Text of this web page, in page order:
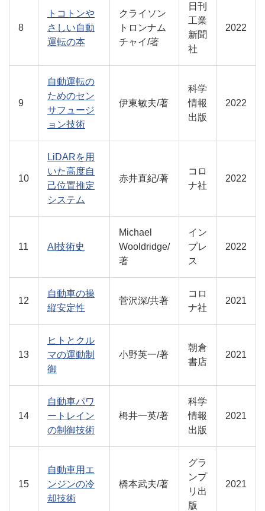
8
トコトンや
さしい自動
運転の本
クライソン
トロンナム
チャイ/著
日刊
工業
新聞
社
2022
9
自動運転の
ためのセン
サフュージ
ョン技術
伊東敏夫/著
科学
情報
出版
2022
10
LiDARを用
いた高度自
己位置推定
システム
赤井直紀/著
コロ
ナ社
2022
11 AI技術史
Michael
Wooldridge/
著
イン
プレ
ス
2022
12
自動車の操
縦安定性
菅沢深/共著
コロ
ナ社
2021
13
ヒトとクル
マの運動制
御
小野英一/著
朝倉
書店
2021
14
自動車パワ
ートレイン
の制御技術
栂井一英/著
科学
情報
出版
2021
15
自動車用エ
ンジンの冷
却技術
橋本武夫/著
グラ
ンプ
リ出
版
2021